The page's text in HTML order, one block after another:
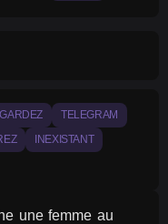
TELEGRAM
INEXISTANT
une femme au